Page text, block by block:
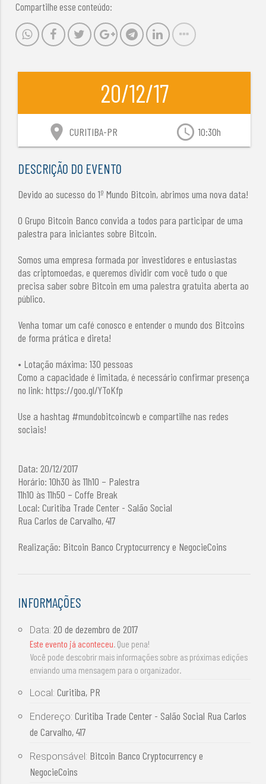
Compartilhe esse conteúdo:
20/12/17
access_time 10:30h
location_on CURITIBA-PR
DESCRIÇÃO DO EVENTO
Devido ao sucesso do 1º Mundo Bitcoin, abrimos uma nova data!
O Grupo Bitcoin Banco convida a todos para participar de uma
palestra para iniciantes sobre Bitcoin.
Somos uma empresa formada por investidores e entusiastas
das criptomoedas, e queremos dividir com você tudo o que
precisa saber sobre Bitcoin em uma palestra gratuita aberta ao
público.
Venha tomar um café conosco e entender o mundo dos Bitcoins
de forma prática e direta!
• Lotação máxima: 130 pessoas
Como a capacidade é limitada, é necessário confirmar presença
no link: https://goo.gl/YToKfp
Use a hashtag #mundobitcoincwb e compartilhe nas redes
sociais!
Data: 20/12/2017
Horário: 10h30 às 11h10 – Palestra
11h10 às 11h50 – Coffe Break
Local: Curitiba Trade Center - Salão Social
Rua Carlos de Carvalho, 417
Realização: Bitcoin Banco Cryptocurrency e NegocieCoins
INFORMAÇÕES
Data:20 de dezembro de 2017
Este evento já aconteceu. Que pena!
Você pode descobrir mais informações sobre as próximas edições
enviando uma mensagem para o organizador.
Local:Curitiba, PR
Endereço:Curitiba Trade Center - Salão Social Rua Carlos
de Carvalho, 417
Responsável: Bitcoin Banco Cryptocurrency e
NegocieCoins